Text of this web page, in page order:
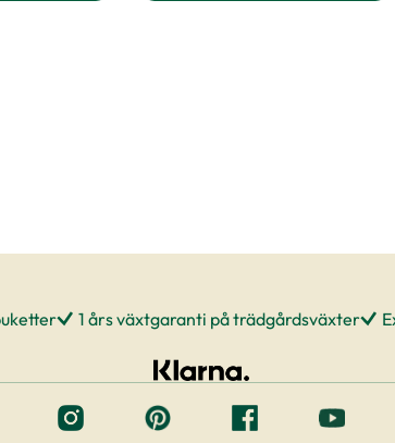
1 års växtgaranti på trädgårdsväxter